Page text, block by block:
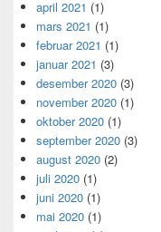
april 2021 (1)
mars 2021 (1)
februar 2021 (1)
januar 2021 (3)
desember 2020 (3)
november 2020 (1)
oktober 2020 (1)
september 2020 (3)
august 2020 (2)
juli 2020 (1)
juni 2020 (1)
mai 2020 (1)